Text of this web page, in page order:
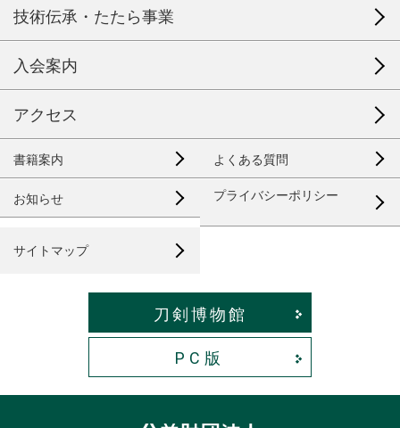
技術伝承・たたら事業
入会案内
アクセス
書籍案内 よくある質問
お知らせ プライバシーポリシー
サイトマップ
刀剣博物館